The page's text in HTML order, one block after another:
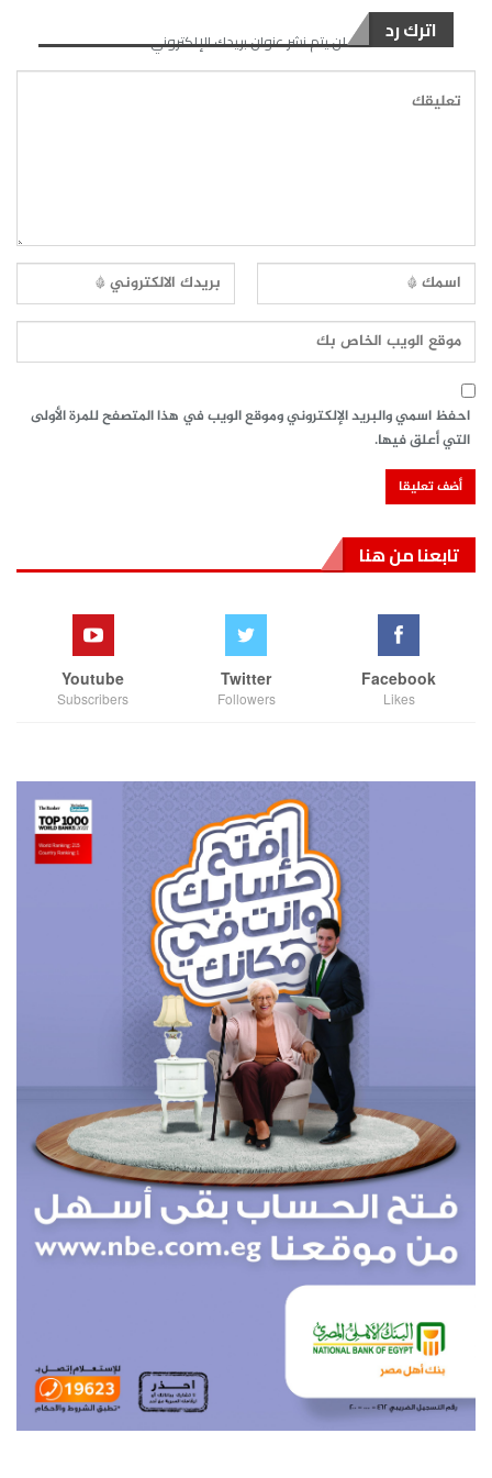
اترك رد لن يتم نشر عنوان بريدك الإلكتروني.
احفظ اسمي والبريد الإلكتروني وموقع الويب في هذا المتصفح للمرة الأولى
التي أعلق فيها.
تابعنا من هنا
Facebook
Likes
Twitter
Followers
Youtube
Subscribers